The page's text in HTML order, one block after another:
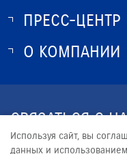
О SUZUKI
ПРЕСС-ЦЕНТР
НОВОСТИ
О КОМПАНИИ
СВЯЗАТЬСЯ С
+7 (4852) 58-
Используя сайт, вы
данных и